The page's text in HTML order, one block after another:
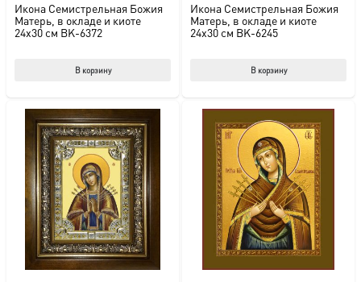
Икона Семистрельная Божия
Матерь, в окладе и киоте
24х30 см BK-6372
В корзину
Икона Семистрельная Божия
Матерь, в окладе и киоте
24х30 см BK-6245
В корзину